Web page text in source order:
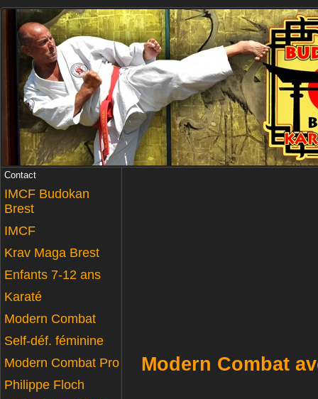
Contact
IMCF Budokan
Brest
IMCF
Krav Maga Brest
Enfants 7-12 ans
Karaté
Modern Combat
Self-déf. féminine
Modern Combat Pro
Philippe Floch
Modern Combat